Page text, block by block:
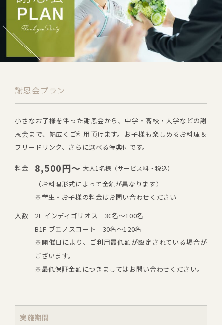
謝恩会プラン
小さなお子様を伴った謝恩会から、中学・高校・大学などの謝
恩会まで、幅広くご利用頂けます。お子様も楽しめるお料理＆
フリードリンク、さらに選べる特典付です。
料金 8,500円～ 大人1名様（サービス料・税込）
（お料理形式によって金額が異なります）
※学生・お子様の料金はお問い合わせください
人数
2F インディゴリオス｜30名～100名
B1F ブエノスコート｜30名～120名
※開催日により、ご利用最低額が設定されている場合が
ございます。
※最低保証金額につきましてはお問い合わせください。
実施期間